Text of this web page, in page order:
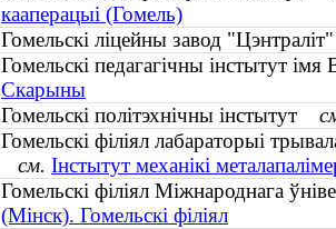
кааперацыі (Гомель)
Гомельскі ліцейны завод
Гомельскі педагагічны інстытут
Скарыны
Гомельскі політэхнічны інстытут
Гомельскі філіял лабараторыі
см. Інстытут механікі
Гомельскі філіял Міжнароднага
(Мінск). Гомельскі філіял